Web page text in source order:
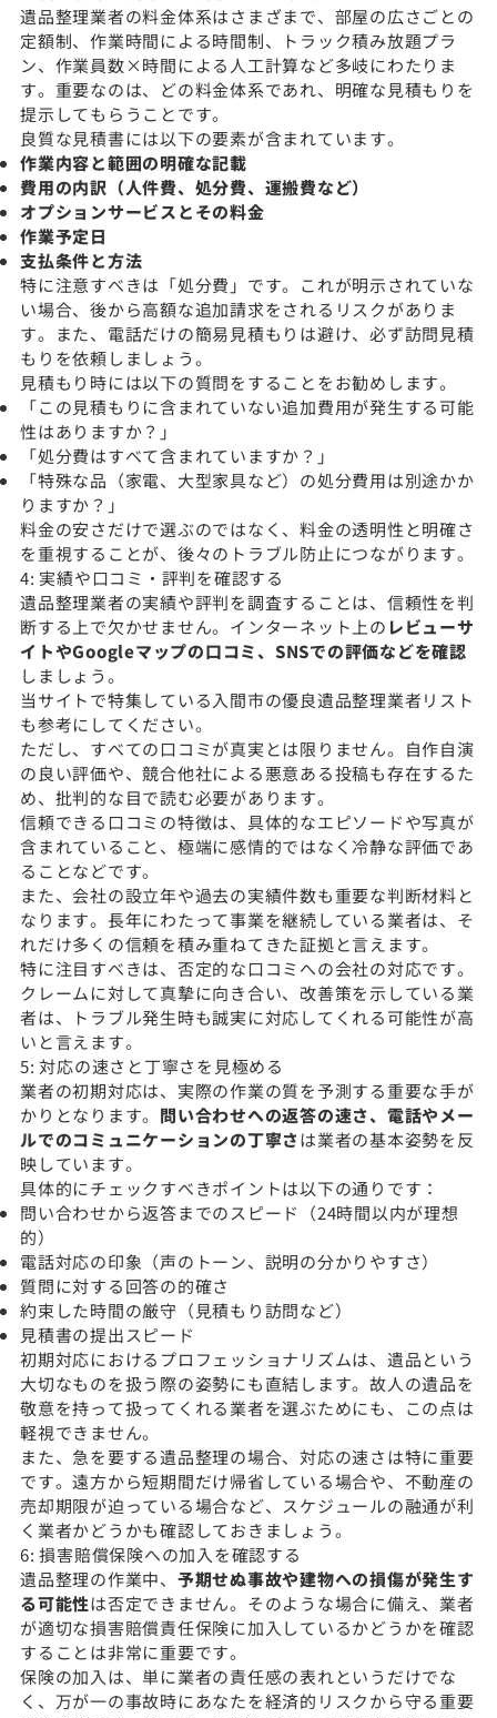
遺品整理業者の料金体系はさまざまで、部屋の広さごとの
定額制、作業時間による時間制、トラック積み放題プラ
ン、作業員数×時間による人工計算など多岐にわたりま
す。重要なのは、どの料金体系であれ、明確な見積もりを
提示してもらうことです。
良質な見積書には以下の要素が含まれています。
作業内容と範囲の明確な記載
費用の内訳（人件費、処分費、運搬費など）
オプションサービスとその料金
作業予定日
支払条件と方法
特に注意すべきは「処分費」です。これが明示されていな
い場合、後から高額な追加請求をされるリスクがありま
す。また、電話だけの簡易見積もりは避け、必ず訪問見積
もりを依頼しましょう。
見積もり時には以下の質問をすることをお勧めします。
「この見積もりに含まれていない追加費用が発生する可能
性はありますか？」
「処分費はすべて含まれていますか？」
「特殊な品（家電、大型家具など）の処分費用は別途かか
りますか？」
料金の安さだけで選ぶのではなく、料金の透明性と明確さ
を重視することが、後々のトラブル防止につながります。
4: 実績や口コミ・評判を確認する
遺品整理業者の実績や評判を調査することは、信頼性を判
断する上で欠かせません。インターネット上の レビューサ
イトやGoogleマップの口コミ、SNSでの評価などを確認
しましょう。
当サイトで特集している入間市の優良遺品整理業者リスト
も参考にしてください。
ただし、すべての口コミが真実とは限りません。自作自演
の良い評価や、競合他社による悪意ある投稿も存在するた
め、批判的な目で読む必要があります。
信頼できる口コミの特徴は、具体的なエピソードや写真が
含まれていること、極端に感情的ではなく冷静な評価であ
ることなどです。
また、会社の設立年や過去の実績件数も重要な判断材料と
なります。長年にわたって事業を継続している業者は、そ
れだけ多くの信頼を積み重ねてきた証拠と言えます。
特に注目すべきは、否定的な口コミへの会社の対応です。
クレームに対して真摯に向き合い、改善策を示している業
者は、トラブル発生時も誠実に対応してくれる可能性が高
いと言えます。
5: 対応の速さと丁寧さを見極める
業者の初期対応は、実際の作業の質を予測する重要な手が
かりとなります。 問い合わせへの返答の速さ、電話やメー
ルでのコミュニケーションの丁寧さは業者の基本姿勢を反
映しています。
具体的にチェックすべきポイントは以下の通りです：
問い合わせから返答までのスピード（24時間以内が理想
的）
電話対応の印象（声のトーン、説明の分かりやすさ）
質問に対する回答の的確さ
約束した時間の厳守（見積もり訪問など）
見積書の提出スピード
初期対応におけるプロフェッショナリズムは、遺品という
大切なものを扱う際の姿勢にも直結します。故人の遺品を
敬意を持って扱ってくれる業者を選ぶためにも、この点は
軽視できません。
また、急を要する遺品整理の場合、対応の速さは特に重要
です。遠方から短期間だけ帰省している場合や、不動産の
売却期限が迫っている場合など、スケジュールの融通が利
く業者かどうかも確認しておきましょう。
6: 損害賠償保険への加入を確認する
遺品整理の作業中、 予期せぬ事故や建物への損傷が発生す
る可能性は否定できません。そのような場合に備え、業者
が適切な損害賠償責任保険に加入しているかどうかを確認
することは非常に重要です。
保険の加入は、単に業者の責任感の表れというだけでな
く、万が一の事故時にあなたを経済的リスクから守る重要